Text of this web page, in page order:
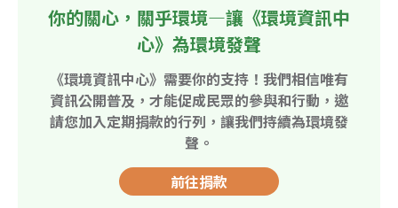
你的關心，關乎環境—讓《環境資訊中
心》為環境發聲
《環境資訊中心》需要你的支持！我們相信唯有
資訊公開普及，才能促成民眾的參與和行動，邀
請您加入定期捐款的行列，讓我們持續為環境發
聲。
前往捐款